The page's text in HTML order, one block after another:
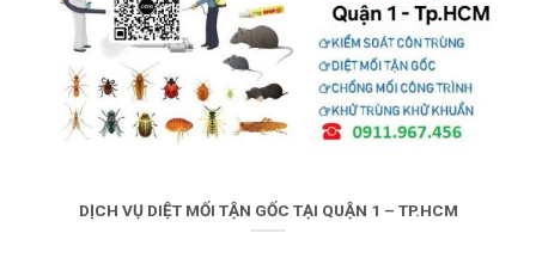
DỊCH VỤ DIỆT MỐI TẬN GỐC TẠI QUẬN 1 – TP.HCM